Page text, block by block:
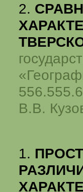
2.
В.В.
1.